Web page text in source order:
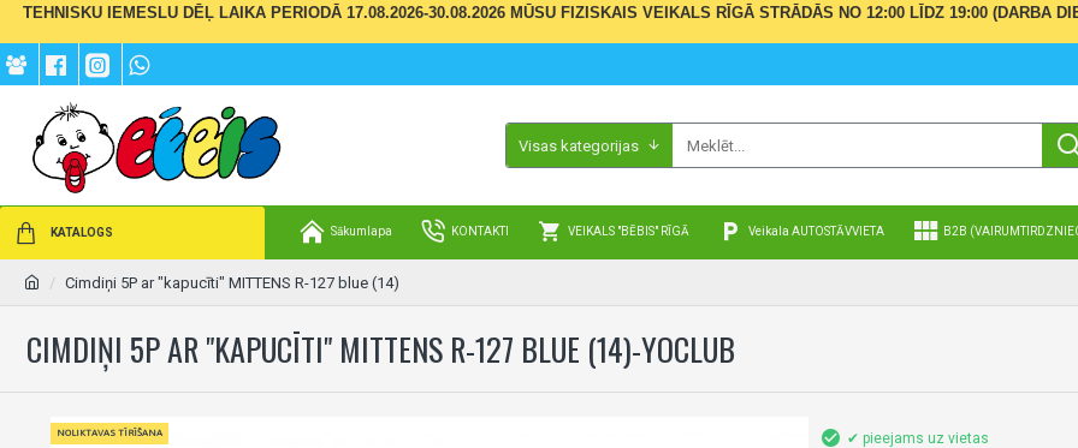
TEHNISKU IEMESLU DĒĻ LAIKA PERIODĀ 17.08.2026-30.08.2026 MŪSU FIZISKAIS VEIKALS RĪGĀ STRĀDĀS NO 12:00 LĪDZ 19:00 (DARBA
Visas kategorijas
KATALOGS Sākumlapa KONTAKTI VEIKALS "BĒBIS" RĪGĀ Veikala AUTOSTĀVVIETA B2B
Cimdiņi 5P ar "kapucīti" MITTENS R-127 blue (14)
CIMDIŅI 5P AR "KAPUCĪTI" MITTENS R-127 BLUE (14)-YOCLUB
NOLIKTAVAS TĪRĪŠANA ✔ pieejams uz vietas